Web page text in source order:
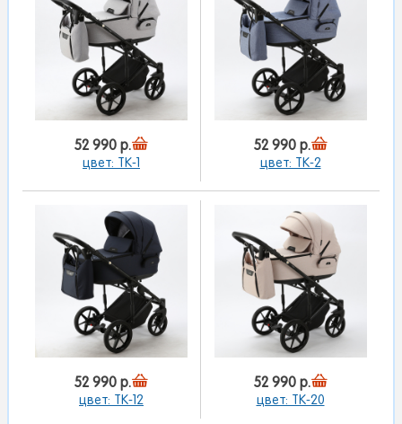
52 990 р.
цвет: TK-1
52 990 р.
цвет: TK-2
52 990 р.
цвет: TK-12
52 990 р.
цвет: TK-20